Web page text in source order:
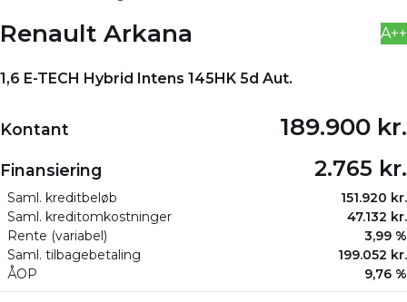
Renault Arkana
1,6 E-TECH Hybrid Intens 145HK 5d Aut.
A++
Kontant 189.900 kr.
Finansiering 2.765 kr.
Saml. kreditbeløb
151.920 kr.
Saml. kreditomkostninger
47.132 kr.
Rente (variabel)
3,99 %
Saml. tilbagebetaling
199.052 kr.
ÅOP
9,76 %